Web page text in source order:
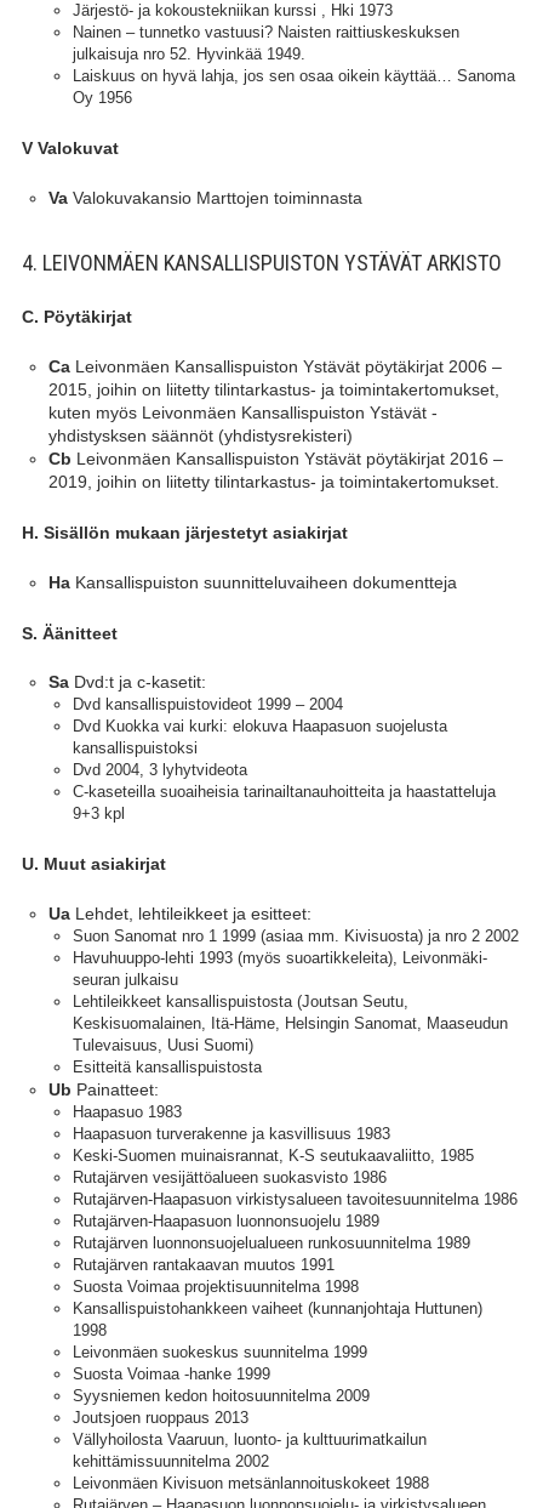
Järjestö- ja kokoustekniikan kurssi , Hki 1973
Nainen – tunnetko vastuusi? Naisten raittiuskeskuksen
julkaisuja nro 52. Hyvinkää 1949.
Laiskuus on hyvä lahja, jos sen osaa oikein käyttää… Sanoma
Oy 1956
V Valokuvat
VaValokuvakansio Marttojen toiminnasta
4. LEIVONMÄEN KANSALLISPUISTON YSTÄVÄT ARKISTO
C. Pöytäkirjat
CaLeivonmäen Kansallispuiston Ystävät pöytäkirjat 2006 –
2015, joihin on liitetty tilintarkastus- ja toimintakertomukset,
kuten myös Leivonmäen Kansallispuiston Ystävät -
yhdistysksen säännöt (yhdistysrekisteri)
Cb Leivonmäen Kansallispuiston Ystävät pöytäkirjat 2016 –
2019, joihin on liitetty tilintarkastus- ja toimintakertomukset.
H. Sisällön mukaan järjestetyt asiakirjat
HaKansallispuiston suunnitteluvaiheen dokumentteja
S. Äänitteet
SaDvd:t ja c-kasetit:
Dvd kansallispuistovideot 1999 – 2004
Dvd Kuokka vai kurki: elokuva Haapasuon suojelusta
kansallispuistoksi
Dvd 2004, 3 lyhytvideota
C-kaseteilla suoaiheisia tarinailtanauhoitteita ja haastatteluja
9+3 kpl
U. Muut asiakirjat
UaLehdet, lehtileikkeet ja esitteet:
Suon Sanomat nro 1 1999 (asiaa mm. Kivisuosta) ja nro 2 2002
Havuhuuppo-lehti 1993 (myös suoartikkeleita), Leivonmäki-
seuran julkaisu
Lehtileikkeet kansallispuistosta (Joutsan Seutu,
Keskisuomalainen, Itä-Häme, Helsingin Sanomat, Maaseudun
Tulevaisuus, Uusi Suomi)
Esitteitä kansallispuistosta
Ub Painatteet:
Haapasuo 1983
Haapasuon turverakenne ja kasvillisuus 1983
Keski-Suomen muinaisrannat, K-S seutukaavaliitto, 1985
Rutajärven vesijättöalueen suokasvisto 1986
Rutajärven-Haapasuon virkistysalueen tavoitesuunnitelma 1986
Rutajärven-Haapasuon luonnonsuojelu 1989
Rutajärven luonnonsuojelualueen runkosuunnitelma 1989
Rutajärven rantakaavan muutos 1991
Suosta Voimaa projektisuunnitelma 1998
Kansallispuistohankkeen vaiheet (kunnanjohtaja Huttunen)
1998
Leivonmäen suokeskus suunnitelma 1999
Suosta Voimaa -hanke 1999
Syysniemen kedon hoitosuunnitelma 2009
Joutsjoen ruoppaus 2013
Vällyhoilosta Vaaruun, luonto- ja kulttuurimatkailun
kehittämissuunnitelma 2002
Leivonmäen Kivisuon metsänlannoituskokeet 1988